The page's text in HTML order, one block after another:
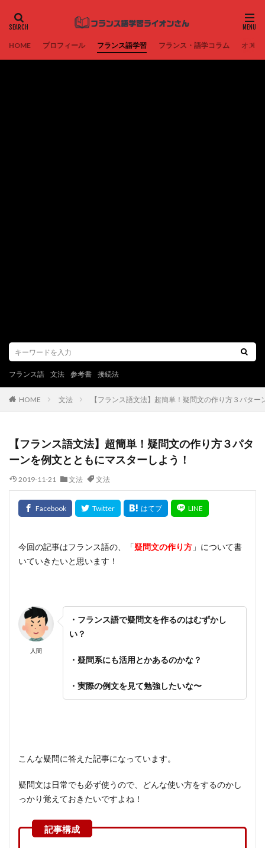
HOME プロフィール フランス語学習 フランス・語学コラム オスス
フランス語 文法 参考書 接続法
HOME 文法 【フランス語文法】超簡単！疑問文の作り方３パタ
【フランス語文法】超簡単！疑問文の作り方３パタ
ーンを例文とともにマスターしよう！
2019-11-21 文法 文法
今回の記事はフランス語の、「疑問文の作り方 」について書
いていきたいと思います！
人間
・フランス語で疑問文を作るのはむずかし
い？
・疑問系にも活用とかあるのかな？
・実際の例文を見て勉強したいな〜
こんな疑問に答えた記事になっています。
疑問文は日常でも必ず使うので、どんな使い方をするのかし
っかり覚えておきたいですよね！